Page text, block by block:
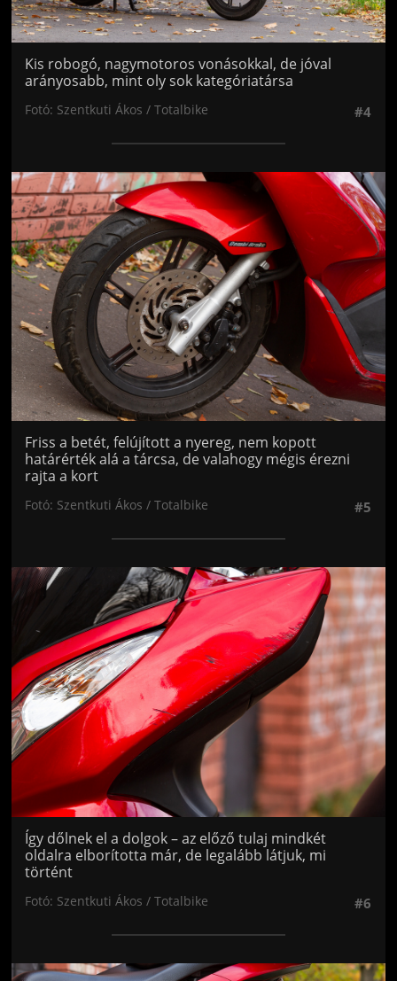
Kis robogó, nagymotoros vonásokkal, de jóval
arányosabb, mint oly sok kategóriatársa
Fotó: Szentkuti Ákos / Totalbike #4
Jön még kép!
Friss a betét, felújított a nyereg, nem kopott
határérték alá a tárcsa, de valahogy mégis érezni
rajta a kort
Fotó: Szentkuti Ákos / Totalbike #5
Jön még kép!
Így dőlnek el a dolgok – az előző tulaj mindkét
oldalra elborította már, de legalább látjuk, mi
történt
Fotó: Szentkuti Ákos / Totalbike #6